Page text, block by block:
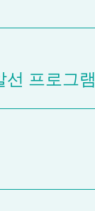
선 프로그램